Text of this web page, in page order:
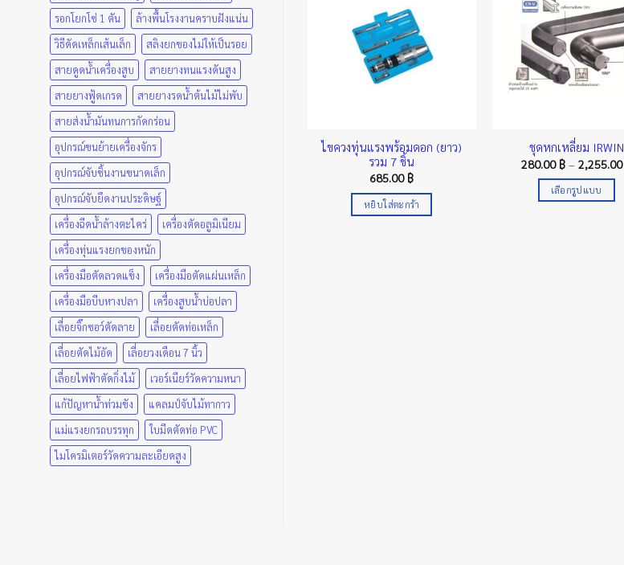
รอกโยกโซ่ 1 ตัน
ล้างพื้นโรงงานคราบฝังแน่น
วิธีดัดเหล็กเส้นเล็ก
สลิงยกของไม่ให้เป็นรอย
สายดูดน้ำเครื่องสูบ
สายยางทนแรงดันสูง
สายยางฟู้ดเกรด
สายยางรดน้ำต้นไม้ไม่พับ
สายส่งน้ำมันทนการกัดกร่อน
อุปกรณ์ขนย้ายเครื่องจักร
อุปกรณ์จับชิ้นงานขนาดเล็ก
อุปกรณ์จับยึดงานประดิษฐ์
เครื่องฉีดน้ำล้างตะไคร่
เครื่องตัดอลูมิเนียม
เครื่องทุ่นแรงยกของหนัก
เครื่องมือตัดลวดแข็ง
เครื่องมือตัดแผ่นเหล็ก
เครื่องมือบีบหางปลา
เครื่องสูบน้ำบ่อปลา
เลื่อยจิ๊กซอว์ตัดลาย
เลื่อยตัดท่อเหล็ก
เลื่อยตัดไม้อัด
เลื่อยวงเดือน 7 นิ้ว
เลื่อยไฟฟ้าตัดกิ่งไม้
เวอร์เนียร์วัดความหนา
แก้ปัญหาน้ำท่วมขัง
แคลมป์จับไม้ทากาว
แม่แรงยกรถบรรทุก
ใบมีดตัดท่อ PVC
ไมโครมิเตอร์วัดความละเอียดสูง
ไขควงทุ่นแรงพร้อมดอก (ยาว)
รวม 7 ชิ้น
685.00 ฿
หยิบใส่ตะกร้า
ชุดหกเหลี่ยม IRWIN
280.00 ฿ – 2,255.00
เลือกรูปแบบ
วง BERENT
584.00฿Price
range:
49.00 ฿
through
584.00 ฿
product
multiple
variants.
options
chosen
product
ไขควงลองไฟ Stanley